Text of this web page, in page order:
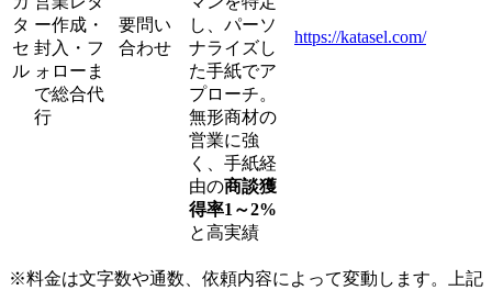
タ
セ
ル
ー作成・
封入・フ
ォローま
で総合代
行
要問い
合わせ
し、パーソ
ナライズし
た手紙でア
プローチ。
無形商材の
営業に強
く、手紙経
由の商談獲
得率1～2%
と高実績
https://katasel.com/
※料金は文字数や通数、依頼内容によって変動します。上記